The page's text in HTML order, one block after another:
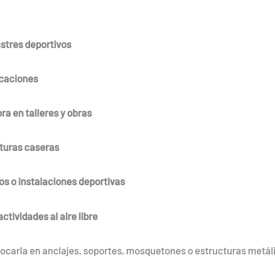
deportivos
en talleres y obras
caseras
o instalaciones deportivas
al aire libre
en anclajes, soportes, mosquetones o estructuras